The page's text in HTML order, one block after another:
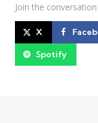
Join the conversation
X
Spotify